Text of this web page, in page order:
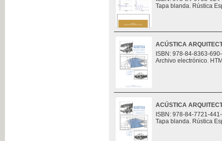
Tapa blanda. Rústica
ACÚSTICA
ISBN: 978-84-8363-
Archivo electrónico.
ACÚSTICA
ISBN: 978-84-7721-
Tapa blanda. Rústica